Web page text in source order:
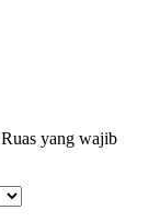
Ruas yang wajib